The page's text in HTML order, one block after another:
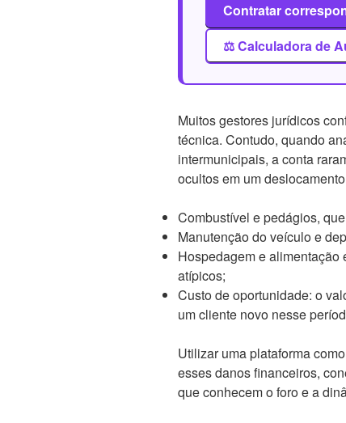
Contratar
⚖️ Calculadora de
Muitos gestores jurídicos
técnica. Contudo, quando
intermunicipais, a conta
ocultos em um
Combustível e pedágios,
Manutenção do veículo e
Hospedagem e
atípicos;
Custo de oportunidade: o
um cliente novo nesse
Utilizar uma plataforma
esses danos financeiros,
que conhecem o foro e a